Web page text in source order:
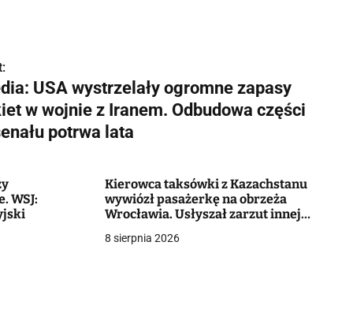
USA wystrzelały ogromne zapasy
w wojnie z Iranem. Odbudowa części
potrwa lata
WSJ:
Kierowca taksówki z Kazachstanu
wywiózł pasażerkę na obrzeża
Wrocławia. Usłyszał zarzut innej
8 sierpnia 2026